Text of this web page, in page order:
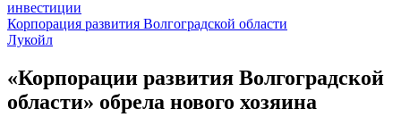
инвестиции
Корпорация развития Волгоградской области
Лукойл
«Корпорации развития Волгоградской
области» обрела нового хозяина